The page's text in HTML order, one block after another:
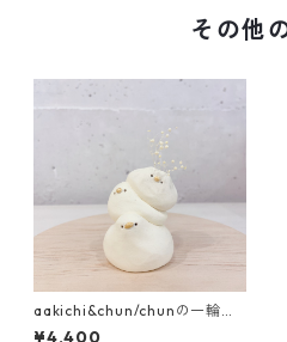
その他
aakichi&chun/chunの一輪挿
し 3連のchun
¥4,400